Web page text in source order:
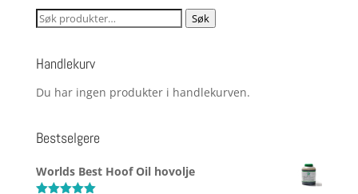
Søk
Søk
Handlekurv
Du har ingen produkter i handlekurven.
Bestselgere
Worlds Best Hoof Oil hovolje